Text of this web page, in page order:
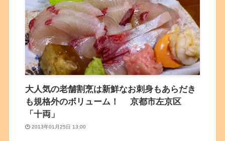
大人気の老舗割烹は新鮮なお刺身もあらだき
も規格外のボリューム！ 京都市左京区
「十両」
2013年01月25日 13:00